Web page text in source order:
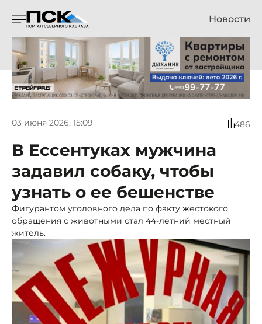
Новости
03 июня 2026, 15:09 486
В Ессентуках мужчина
задавил собаку, чтобы
узнать о ее бешенстве
Фигурантом уголовного дела по факту жестокого
обращения с животными стал 44-летний местный
житель.